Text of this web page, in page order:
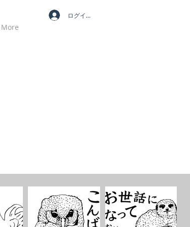
More
ログイン